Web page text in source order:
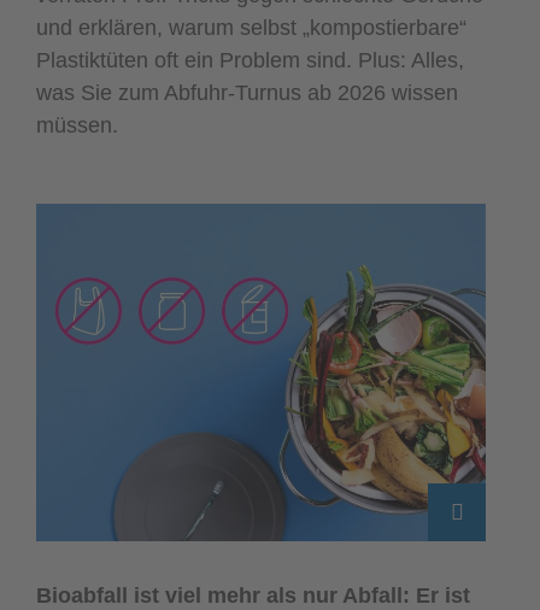
und erklären, warum selbst „kompostierbare“
Plastiktüten oft ein Problem sind. Plus: Alles,
was Sie zum Abfuhr-Turnus ab 2026 wissen
müssen.
Bioabfall ist viel mehr als nur Abfall: Er ist